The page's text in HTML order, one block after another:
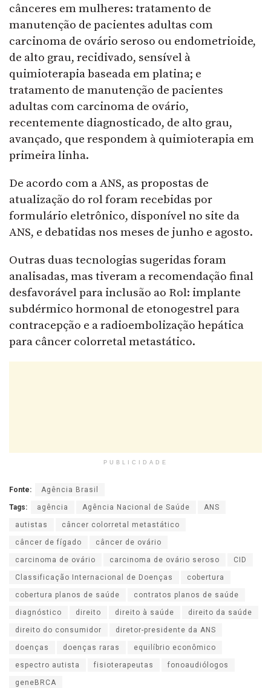
cânceres em mulheres: tratamento de
manutenção de pacientes adultas com
carcinoma de ovário seroso ou endometrioide,
de alto grau, recidivado, sensível à
quimioterapia baseada em platina; e
tratamento de manutenção de pacientes
adultas com carcinoma de ovário,
recentemente diagnosticado, de alto grau,
avançado, que respondem à quimioterapia em
primeira linha.
De acordo com a ANS, as propostas de
atualização do rol foram recebidas por
formulário eletrônico, disponível no site da
ANS, e debatidas nos meses de junho e agosto.
Outras duas tecnologias sugeridas foram
analisadas, mas tiveram a recomendação final
desfavorável para inclusão ao Rol: implante
subdérmico hormonal de etonogestrel para
contracepção e a radioembolização hepática
para câncer colorretal metastático.
PUBLICIDADE
Fonte: Agência Brasil
Tags: agência Agência Nacional de Saúde ANS
autistas câncer colorretal metastático
câncer de fígado câncer de ovário
carcinoma de ovário carcinoma de ovário seroso CID
Classificação Internacional de Doenças cobertura
cobertura planos de saúde contratos planos de saúde
diagnóstico direito direito à saúde direito da saúde
direito do consumidor diretor-presidente da ANS
doenças doenças raras equilíbrio econômico
espectro autista fisioterapeutas fonoaudiólogos
geneBRCA